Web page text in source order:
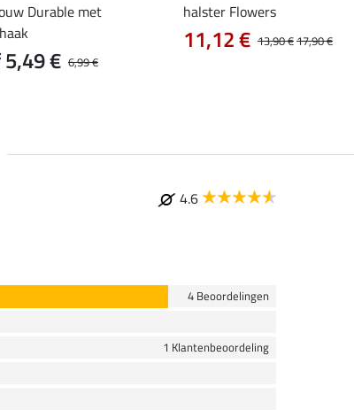
Durable met
6,99 €
€
halster Flowers
13,90 €17,90 €
11,12 €
4.6
4 Beoordelingen
1 Klantenbeoordeling